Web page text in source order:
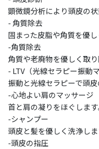
顕微鏡分析により頭皮の状
- 角質除去
固まった皮脂や角質を優し
-角質除去
角質や老廃物を優しく取り
- LTV（光線セラピー振動
振動と光線セラピーで頭皮
-心地よい肩のマッサージ
首と肩の凝りをほぐします
-シャンプー
頭皮と髪を優しく洗浄しま
-頭皮の指圧